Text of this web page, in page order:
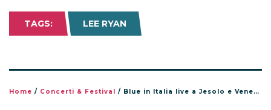
TAGS: LEE RYAN
Home / Concerti & Festival / Blue in Italia live a Jesolo e Venezia ad Agosto per Festival Show